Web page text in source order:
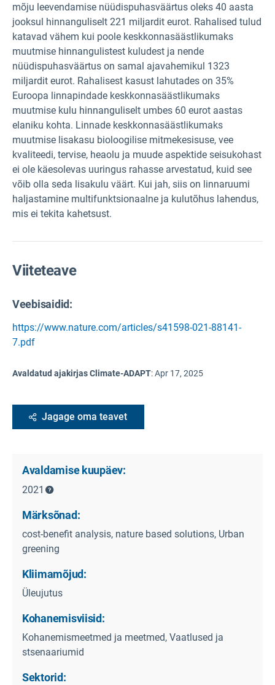
mõju leevendamise nüüdispuhasväärtus oleks 40 aasta
jooksul hinnanguliselt 221 miljardit eurot. Rahalised tulud
katavad vähem kui poole keskkonnasäästlikumaks
muutmise hinnangulistest kuludest ja nende
nüüdispuhasväärtus on samal ajavahemikul 1323
miljardit eurot. Rahalisest kasust lahutades on 35%
Euroopa linnapindade keskkonnasäästlikumaks
muutmise kulu hinnanguliselt umbes 60 eurot aastas
elaniku kohta. Linnade keskkonnasäästlikumaks
muutmise lisakasu bioloogilise mitmekesisuse, vee
kvaliteedi, tervise, heaolu ja muude aspektide seisukohast
ei ole käesolevas uuringus rahasse arvestatud, kuid see
võib olla seda lisakulu väärt. Kui jah, siis on linnaruumi
haljastamine multifunktsionaalne ja kulutõhus lahendus,
mis ei tekita kahetsust.
Viiteteave
Veebisaidid:
https://www.nature.com/articles/s41598-021-88141-
7.pdf
Avaldatud ajakirjas Climate-ADAPT:Apr 17, 2025
Jagage oma teavet
Avaldamise kuupäev:
2021
Märksõnad:
cost-benefit analysis, nature based solutions, Urban
greening
Kliimamõjud:
Üleujutus
Kohanemisviisid:
Kohanemismeetmed ja meetmed, Vaatlused ja
stsenaariumid
Sektorid: